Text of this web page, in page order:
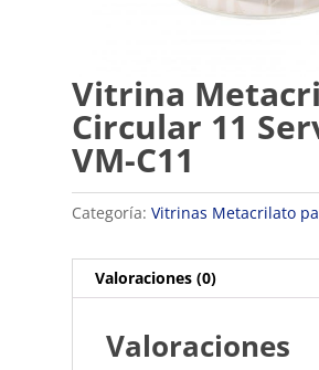
Vitrina
Circular 11
VM-C11
Categoría: Vitrinas Metacrilato
Valoraciones (0)
Valoraciones